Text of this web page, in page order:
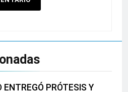
ENTREGÓ PRÓTESIS Y